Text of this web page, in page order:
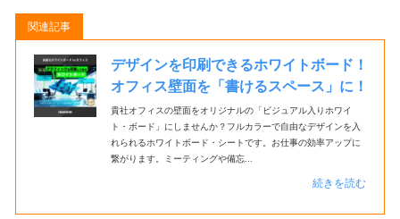
デザインを印刷できるホワイトボード！
オフィス壁面を「書けるスペース」に！
貴社オフィスの壁面をオリジナルの「ビジュアル入りホワイ
ト・ボード」にしませんか？フルカラーで自由なデザインを入
れられるホワイトボード・シートです。お仕事の効率アップに
繋がります。ミーティングや備忘...
続きを読む